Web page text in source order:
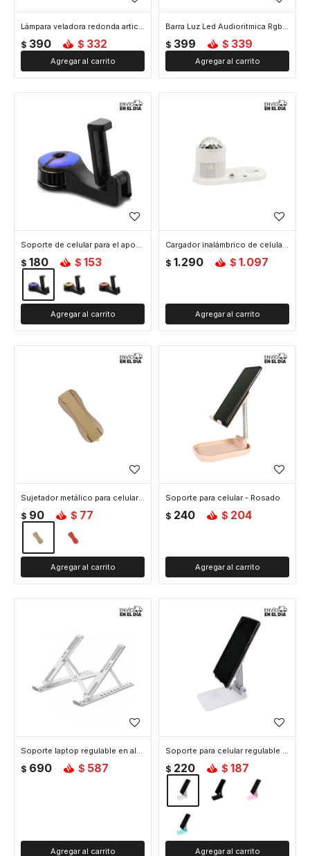
Lámpara veladora redonda articulada con base pinza - Amarilla
$ 390 $ 332
Barra Luz Led Audioritmica Rgb Gamer Tiktok
$ 399 $ 339
Soporte de celular para el apoya cabeza del auto - Azul
$ 180 $ 153
Cargador inalámbrico de celular con luz proyectora
$ 1.290 $ 1.097
Sujetador metálico para celular - Dorado
$ 90 $ 77
Soporte para celular - Rosado
$ 240 $ 204
Soporte laptop regulable en altura de aluminio - Plateado
$ 690 $ 587
Soporte para celular regulable - Blanco
$ 220 $ 187